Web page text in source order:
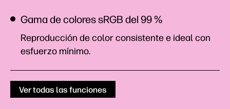
Gama de colores sRGB del 99 %
Reproducción de color consistente e ideal con
esfuerzo mínimo.
Ver todas las funciones